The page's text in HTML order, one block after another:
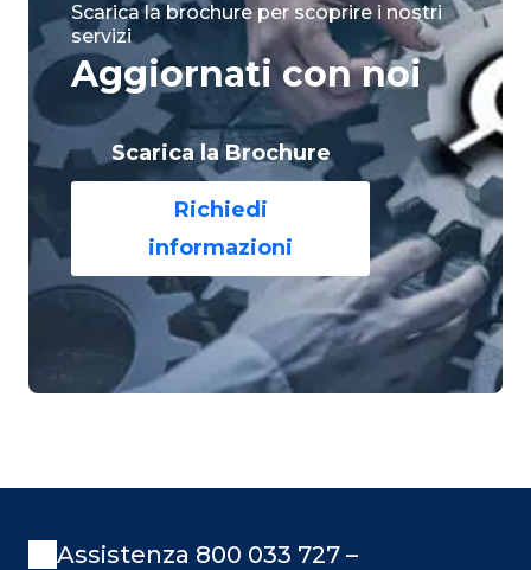
Scarica la brochure per scoprire i nostri
servizi
Aggiornati con noi
Scarica la Brochure
Richiedi
informazioni
Assistenza 800 033 727 –